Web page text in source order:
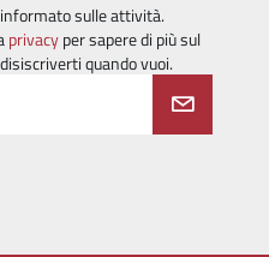
sulle attività.
privacyper sapere di più sul
quando vuoi.